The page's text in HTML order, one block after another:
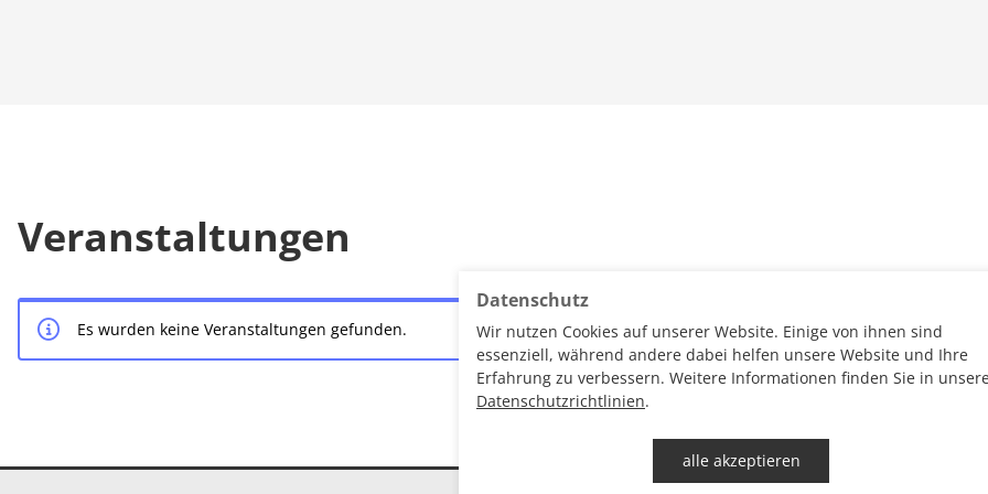
Veranstaltungen
Es wurden keine Veranstaltungen gefunden.
Datenschutz
Wir nutzen Cookies auf unserer Website. Einige von ihnen sind
essenziell, während andere dabei helfen unsere Website und Ihre
Erfahrung zu verbessern. Weitere Informationen finden Sie in
Datenschutzrichtlinien.
alle akzeptieren